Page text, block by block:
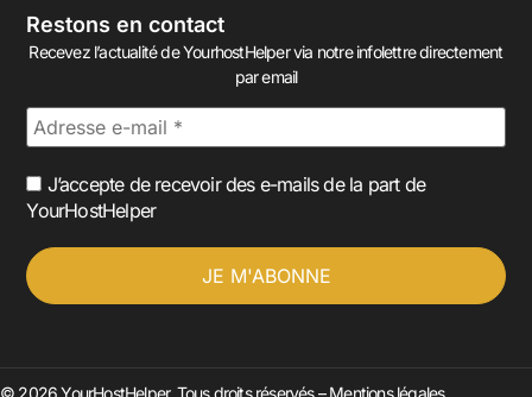
Restons en contact
Recevez l’actualité de YourhostHelper via notre infolettre directement
par email
J’accepte de recevoir des e-mails de la part de
YourHostHelper